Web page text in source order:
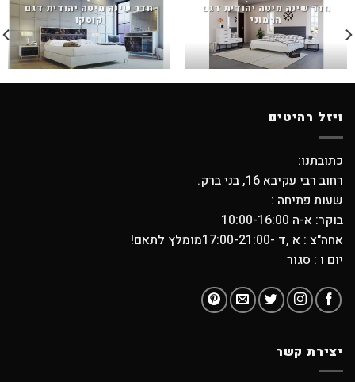
חדר שינה מיטה יהודית דגם
הרמוני
חדר שינה מיטה יהודית דגם
קוסקו
ויזל רהיטים
כתובתנו:
רחוב רבי עקיבא 16, בני ברק.
שעות פתיחה :
בוקר: א-ה 10:00-16:00
אחה"צ : א ,ד -17:00-21:00מומלץ לתאם!
יום ו : סגור
יצירת קשר